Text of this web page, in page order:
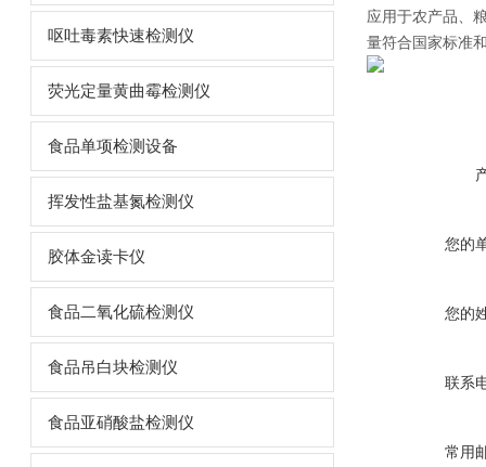
呕吐毒素快速检测仪
荧光定量黄曲霉检测仪
食品单项检测设备
挥发性盐基氮检测仪
胶体金读卡仪
食品二氧化硫检测仪
食品吊白块检测仪
食品亚硝酸盐检测仪
应用于农产品、
量符合国家标准
您的
您的
联系
常用